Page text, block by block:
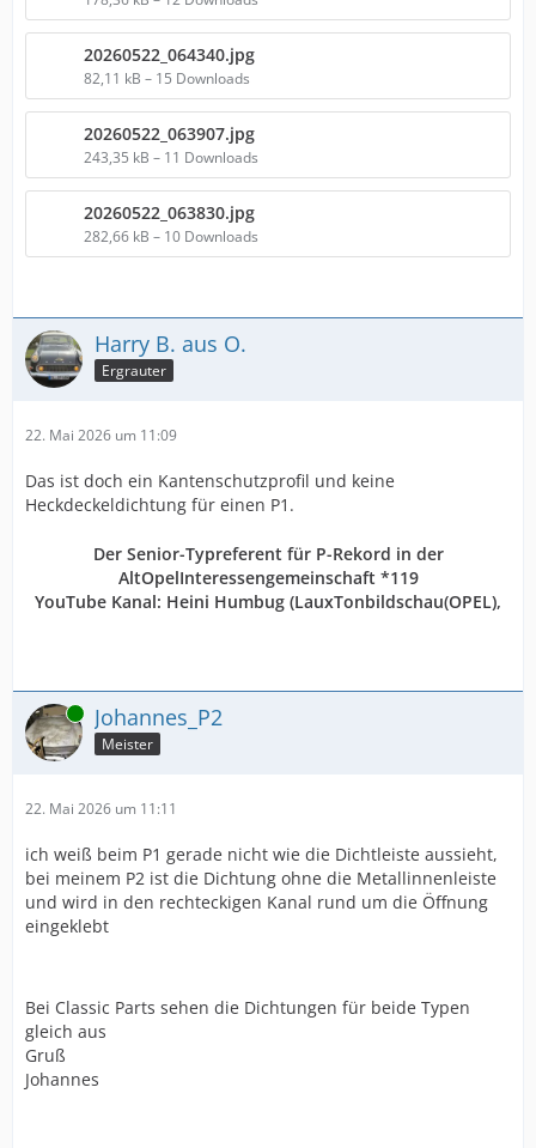
20260522_064340.jpg
82,11 kB – 15 Downloads
20260522_063907.jpg
243,35 kB – 11 Downloads
20260522_063830.jpg
282,66 kB – 10 Downloads
Harry B. aus O.
Ergrauter
22. Mai 2026 um 11:09
Das ist doch ein Kantenschutzprofil und keine
Heckdeckeldichtung für einen P1.
Der Senior-Typreferent für P-Rekord in der
AltOpelInteressengemeinschaft *119
YouTube Kanal: Heini Humbug (LauxTonbildschau(OPEL),
Online Johannes_P2
Meister
22. Mai 2026 um 11:11
ich weiß beim P1 gerade nicht wie die Dichtleiste aussieht,
bei meinem P2 ist die Dichtung ohne die Metallinnenleiste
und wird in den rechteckigen Kanal rund um die Öffnung
eingeklebt
Bei Classic Parts sehen die Dichtungen für beide Typen
gleich aus
Gruß
Johannes